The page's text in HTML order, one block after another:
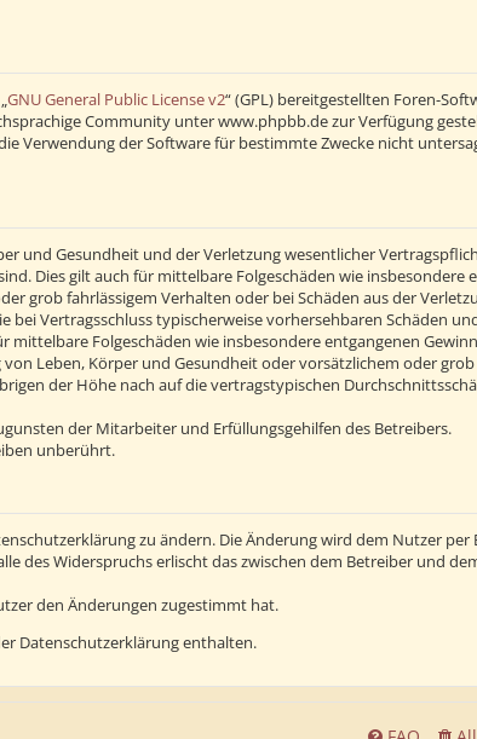
GNU General Public License v2“ (GPL) bereitgestellten Foren-
Community unter www.phpbb.de zur Verfügung
Verwendung der Software für bestimmte Zwecke nicht
und Gesundheit und der Verletzung wesentlicher
Dies gilt auch für mittelbare Folgeschäden wie insbesondere
grob fahrlässigem Verhalten oder bei Schäden aus der
Vertragsschluss typischerweise vorhersehbaren Schäden
Folgeschäden wie insbesondere entgangenen
Leben, Körper und Gesundheit oder vorsätzlichem oder
der Höhe nach auf die vertragstypischen
der Mitarbeiter und Erfüllungsgehilfen des Betreibers.
unberührt.
zu ändern. Die Änderung wird dem Nutzer per
des Widerspruchs erlischt das zwischen dem Betreiber und
den Änderungen zugestimmt hat.
Datenschutzerklärung enthalten.